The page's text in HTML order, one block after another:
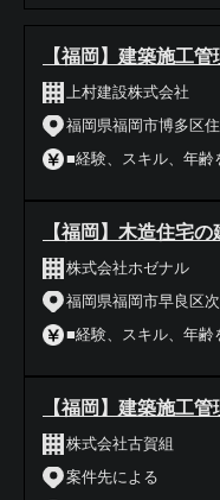
【福岡】建築施工管
上村建設株式会社
福岡県福岡市博多区
■経験、スキル、年齢
【福岡】木造住宅
株式会社ホゼナル
福岡県福岡市早良区
■経験、スキル、年齢
【福岡】建築施工
株式会社古賀組
案件先による